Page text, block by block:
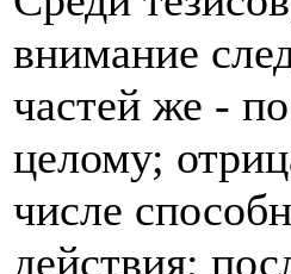
внимание
частей же -
целому;
числе
действия;